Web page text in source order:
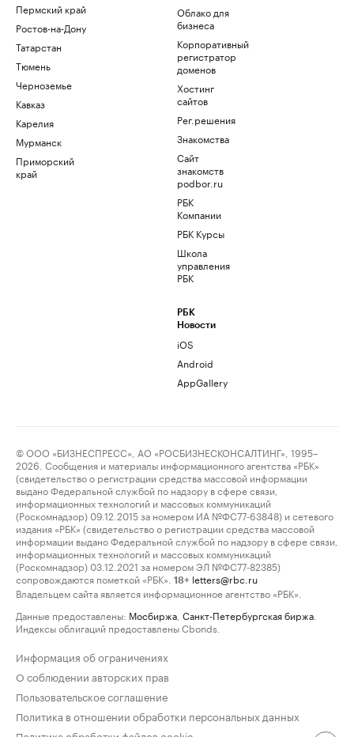
Пермский край
Ростов-на-Дону
Татарстан
Тюмень
Черноземье
Кавказ
Карелия
Мурманск
Приморский
край
Облако для
бизнеса
Корпоративный
регистратор
доменов
Хостинг
сайтов
Рег.решения
Знакомства
Сайт
знакомств
podbor.ru
РБК
Компании
РБК Курсы
Школа
управления
РБК
РБК
Новости
iOS
Android
AppGallery
© ООО «БИЗНЕСПРЕСС», АО «РОСБИЗНЕСКОНСАЛТИНГ», 1995–
2026. Сообщения и материалы информационного агентства «РБК»
(свидетельство о регистрации средства массовой информации
выдано Федеральной службой по надзору в сфере связи,
информационных технологий и массовых коммуникаций
(Роскомнадзор) 09.12.2015 за номером ИА №ФС77-63848) и сетевого
издания «РБК» (свидетельство о регистрации средства массовой
информации выдано Федеральной службой по надзору в сфере связи,
информационных технологий и массовых коммуникаций
(Роскомнадзор) 03.12.2021 за номером ЭЛ №ФС77-82385)
сопровождаются пометкой «РБК».
18+ letters@rbc.ru
Владельцем сайта является информационное агентство «РБК».
Данные предоставлены: Мосбиржа Санкт-Петербургская биржа
Индексы облигаций предоставлены Cbonds.
Информация об ограничениях
О соблюдении авторских прав
Пользовательское соглашение
Политика в отношении обработки персональных данных